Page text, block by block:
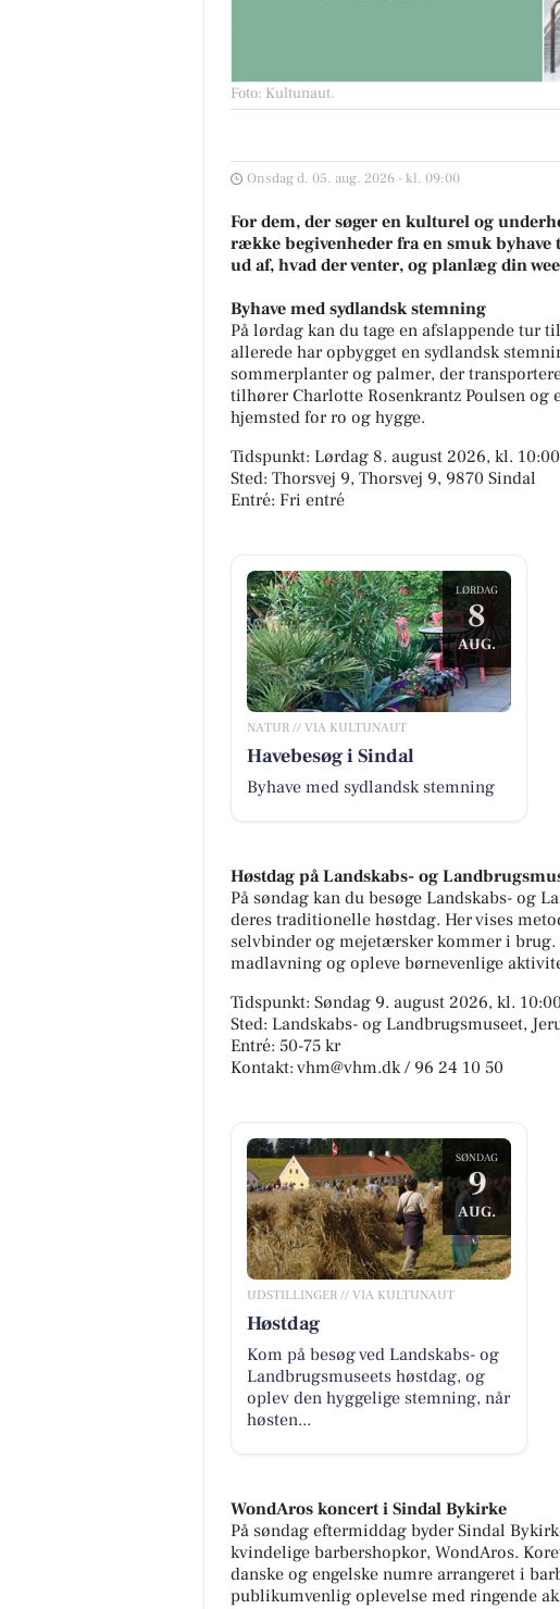
Foto: Kultunaut.
Onsdag d. 05. aug. 2026 - kl. 09:00
For dem, der søger en kulturel og
række begivenheder fra en smuk
ud af, hvad der venter, og planlæg din
Byhave med sydlandsk stemning
På lørdag kan du tage en afslappende tur
allerede har opbygget en sydlandsk
sommerplanter og palmer, der
tilhører Charlotte Rosenkrantz Poulsen og
hjemsted for ro og hygge.
Tidspunkt: Lørdag 8. august 2026, kl. 10:00
Sted: Thorsvej 9, Thorsvej 9, 9870 Sindal
Entré: Fri entré
LØRDAG
8
AUG.
NATUR // VIA KULTUNAUT
Havebesøg i Sindal
Byhave med sydlandsk stemning
Høstdag på Landskabs- og
På søndag kan du besøge Landskabs- og
deres traditionelle høstdag. Her vises
selvbinder og mejetærsker kommer i
madlavning og opleve børnevenlige
Tidspunkt: Søndag 9. august 2026, kl.
Sted: Landskabs- og Landbrugsmuseet,
Entré: 50-75 kr
Kontakt: vhm@vhm.dk / 96 24 10 50
SØNDAG
9
AUG.
UDSTILLINGER // VIA KULTUNAUT
Høstdag
Kom på besøg ved Landskabs- og
Landbrugsmuseets høstdag, og
oplev den hyggelige stemning, når
høsten...
WondAros koncert i Sindal Bykirke
På søndag eftermiddag byder Sindal
kvindelige barbershopkor, WondAros.
danske og engelske numre arrangeret i
publikumvenlig oplevelse med ringende